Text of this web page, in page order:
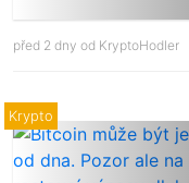
před 2 dny od KryptoHodler
Krypto